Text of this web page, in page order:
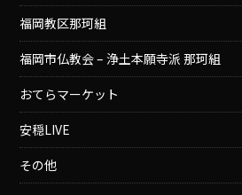
福岡教区那珂組
福岡市仏教会 – 浄土本願寺派 那珂組
おてらマーケット
安穏LIVE
その他